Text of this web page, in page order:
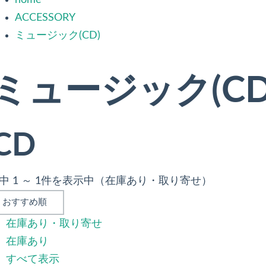
ACCESSORY
ミュージック(CD)
ュージック
1 ～ 1件を表示中（在庫あり・取り寄せ）
在庫あり・取り寄せ
在庫あり
すべて表示